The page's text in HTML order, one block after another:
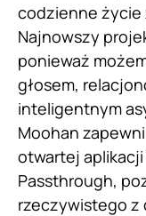
codzienne życie
Najnowszy
ponieważ
głosem,
inteligentnym
Moohan
otwartej
Passthrough,
rzeczywistego z